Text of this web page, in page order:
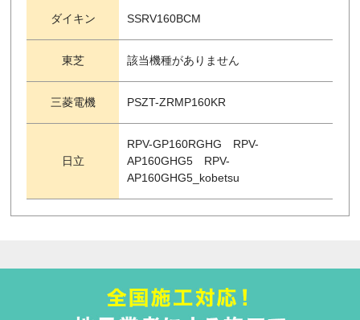
ダイキン SSRV160BCM
東芝 該当機種がありません
三菱電機 PSZT-ZRMP160KR
日立
RPV-GP160RGHG RPV-
AP160GHG5 RPV-
AP160GHG5_kobetsu